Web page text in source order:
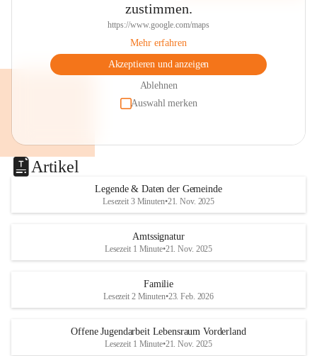
zustimmen.
https://www.google.com/maps
Mehr erfahren
Akzeptieren und anzeigen
Ablehnen
Auswahl merken
Artikel
Legende & Daten der Gemeinde
Lesezeit 3 Minuten•21. Nov. 2025
Amtssignatur
Lesezeit 1 Minute•21. Nov. 2025
Familie
Lesezeit 2 Minuten•23. Feb. 2026
Offene Jugendarbeit Lebensraum Vorderland
Lesezeit 1 Minute•21. Nov. 2025